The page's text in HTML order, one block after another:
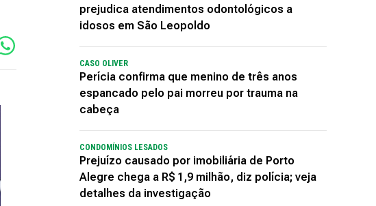
prejudica atendimentos odontológicos a
idosos em São Leopoldo
CASO OLIVER
Perícia confirma que menino de três anos
espancado pelo pai morreu por trauma na
cabeça
CONDOMÍNIOS LESADOS
Prejuízo causado por imobiliária de Porto
Alegre chega a R$ 1,9 milhão, diz polícia; veja
detalhes da investigação